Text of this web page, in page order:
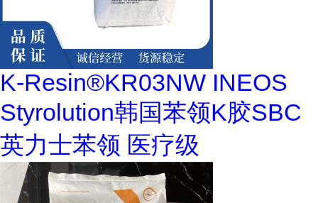
K-Resin®KR03NW INEOS
Styrolution韩国苯领K胶SBC
英力士苯领 医疗级